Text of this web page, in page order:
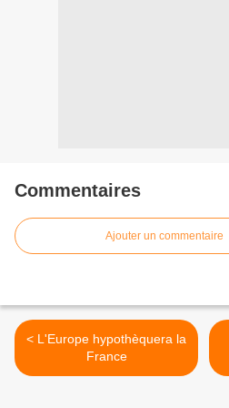
Commentaires
Ajouter un commentaire
< L'Europe hypothèquera la
France